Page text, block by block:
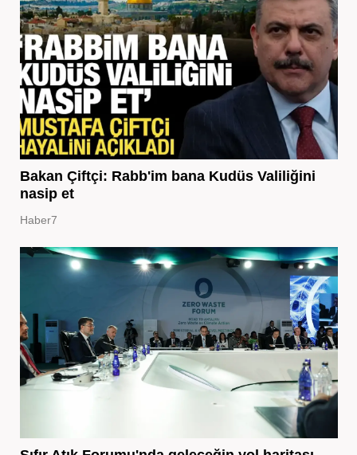
Bakan Çiftçi: Rabb'im bana Kudüs Valiliğini
nasip et
Haber7